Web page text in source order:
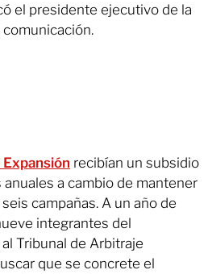
el presidente ejecutivo de la
recibían un subsidio
a cambio de mantener
campañas. A un año de
integrantes del
Tribunal de Arbitraje
que se concrete el